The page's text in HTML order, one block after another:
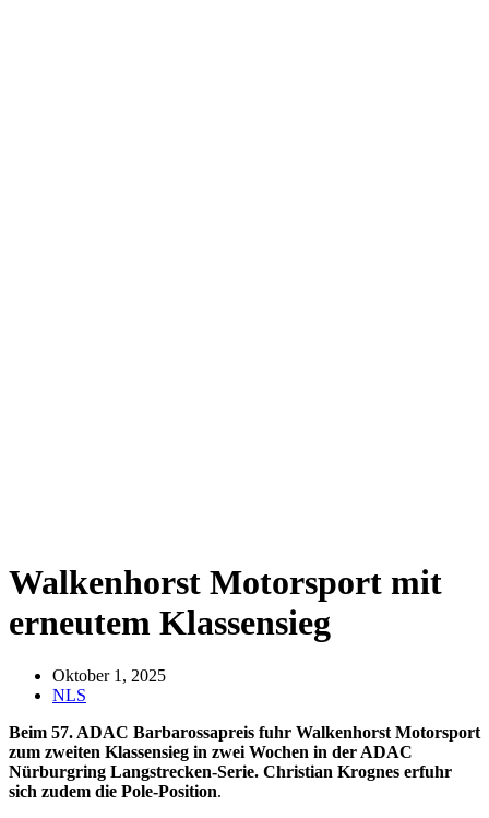
Walkenhorst Motorsport mit
erneutem Klassensieg
Oktober 1, 2025
NLS
Beim 57. ADAC Barbarossapreis fuhr Walkenhorst Motorsport
zum zweiten Klassensieg in zwei Wochen in der ADAC
Nürburgring Langstrecken-Serie. Christian Krognes erfuhr
sich zudem die Pole-Position.